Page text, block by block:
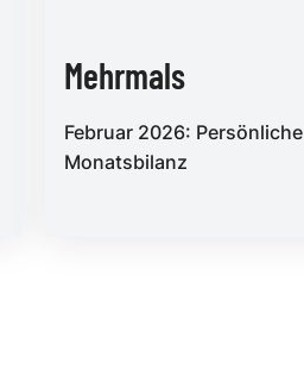
Mehrmals
Februar 2026: Persönliche
Monatsbilanz